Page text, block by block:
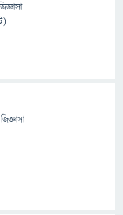
জিজ্ঞাসা